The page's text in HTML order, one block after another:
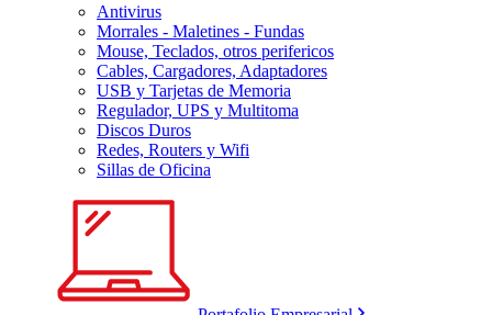
Antivirus
Morrales - Maletines - Fundas
Mouse, Teclados, otros perifericos
Cables, Cargadores, Adaptadores
USB y Tarjetas de Memoria
Regulador, UPS y Multitoma
Discos Duros
Redes, Routers y Wifi
Sillas de Oficina